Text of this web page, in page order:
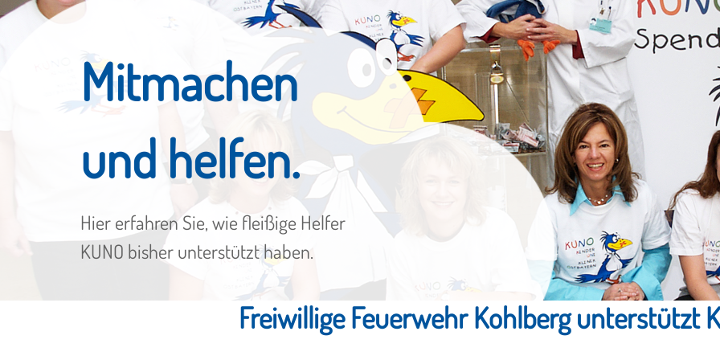
Mitmachen
und helfen.
Hier erfahren Sie, wie fleißige Helfer
KUNO bisher unterstützt haben.
Freiwillige Feuerwehr Kohlberg unterstützt